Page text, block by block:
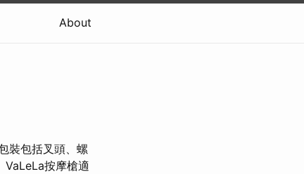
About
裝包括叉頭、螺
VaLeLa按摩槍適